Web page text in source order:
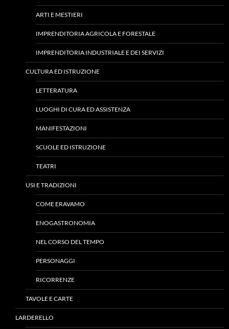
ARTI E MESTIERI
IMPRENDITORIA AGRICOLA E FORESTALE
IMPRENDITORIA INDUSTRIALE E DEI SERVIZI
CULTURA ED ISTRUZIONE
LETTERATURA
LUOGHI DI CURA ED ASSISTENZA
MANIFESTAZIONI
SCUOLE ED ISTRUZIONE
TEATRI
USI E TRADIZIONI
COME ERAVAMO
ENOGASTRONOMIA
NEL CORSO DEL TEMPO
PERSONAGGI
RICORRENZE
TAVOLE E CARTE
LARDERELLO